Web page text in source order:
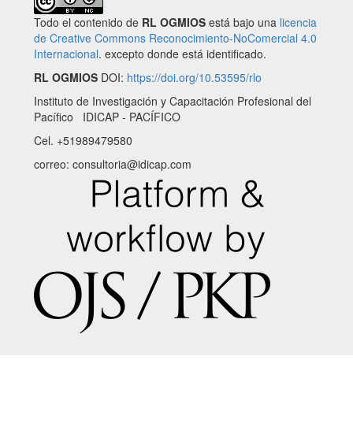
Todo el contenido de RL OGMIOS está bajo una licencia
de Creative Commons Reconocimiento-NoComercial 4.0
Internacional. excepto donde está identificado.
RL OGMIOS DOI: https://doi.org/10.53595/rlo
Instituto de Investigación y Capacitación Profesional del
Pacífico IDICAP - PACÍFICO
Cel. +51989479580
correo: consultoria@idicap.com